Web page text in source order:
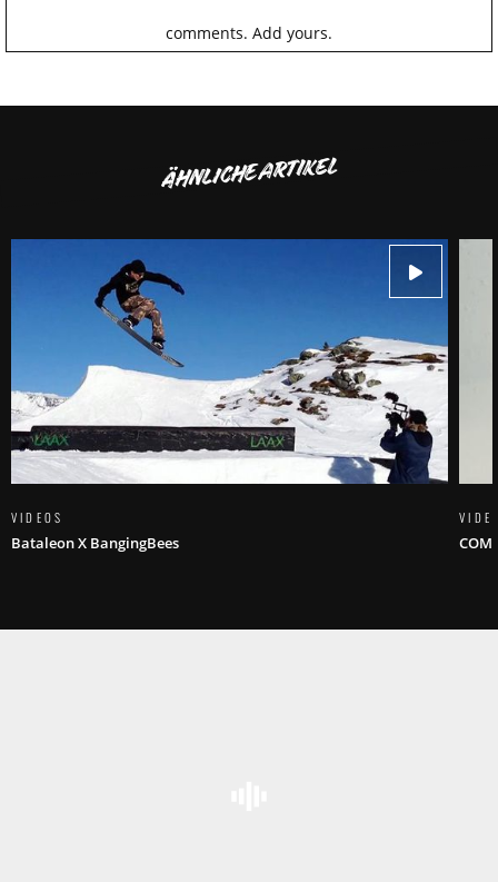
comments. Add yours.
ÄHNLICHE ARTIKEL
VIDEOS
Bataleon X BangingBees